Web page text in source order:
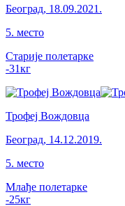
Београд, 18.09.2021.
5. место
Старије полетарке
-31кг
Трофеј Вождовца
Београд, 14.12.2019.
5. место
Млађе полетарке
-25кг